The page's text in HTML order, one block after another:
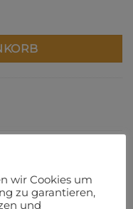
wir Cookies um
zu garantieren,
und